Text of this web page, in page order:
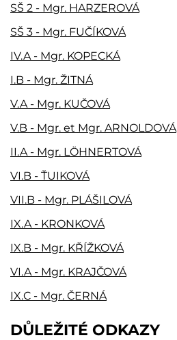
SŠ 2 - Mgr. HARZEROVÁ
SŠ 3 - Mgr. FUČÍKOVÁ
IV.A - Mgr. KOPECKÁ
I.B - Mgr. ŽITNÁ
V.A - Mgr. KUČOVÁ
V.B - Mgr. et Mgr. ARNOLDOVÁ
II.A - Mgr. LÖHNERTOVÁ
VI.B - ŤUIKOVÁ
VII.B - Mgr. PLÁŠILOVÁ
IX.A - KRONKOVÁ
IX.B - Mgr. KŘÍŽKOVÁ
VI.A - Mgr. KRAJČOVÁ
IX.C - Mgr. ČERNÁ
DŮLEŽITÉ ODKAZY